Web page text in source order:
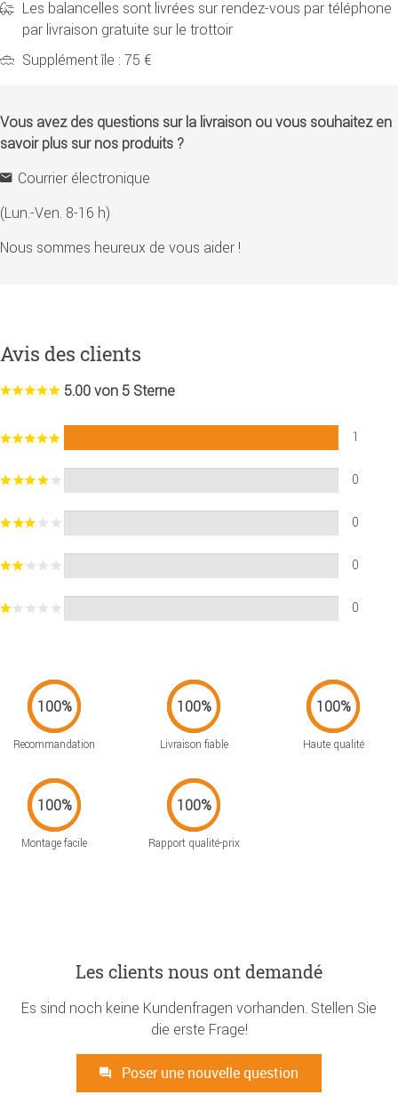
Les balancelles sont livrées sur rendez-vous par téléphone
par livraison gratuite sur le trottoir
Supplément île : 75 €
Vous avez des questions sur la livraison ou vous souhaitez en
savoir plus sur nos produits ?
Courrier électronique
(Lun.-Ven. 8-16 h)
Nous sommes heureux de vous aider !
Avis des clients
5.00 von 5 Sterne
1
0
0
0
0
Recommandation Livraison fiable Haute qualité
Montage facile Rapport qualité-prix
Les clients nous ont demandé
Es sind noch keine Kundenfragen vorhanden. Stellen Sie
die erste Frage!
Poser une nouvelle question